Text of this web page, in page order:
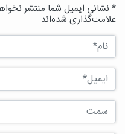
* نشانی ایمیل شما منتشر
علامت‌گذاری شده‌اند